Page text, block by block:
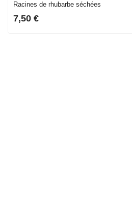
Racines de rhubarbe séchées
7,50 €